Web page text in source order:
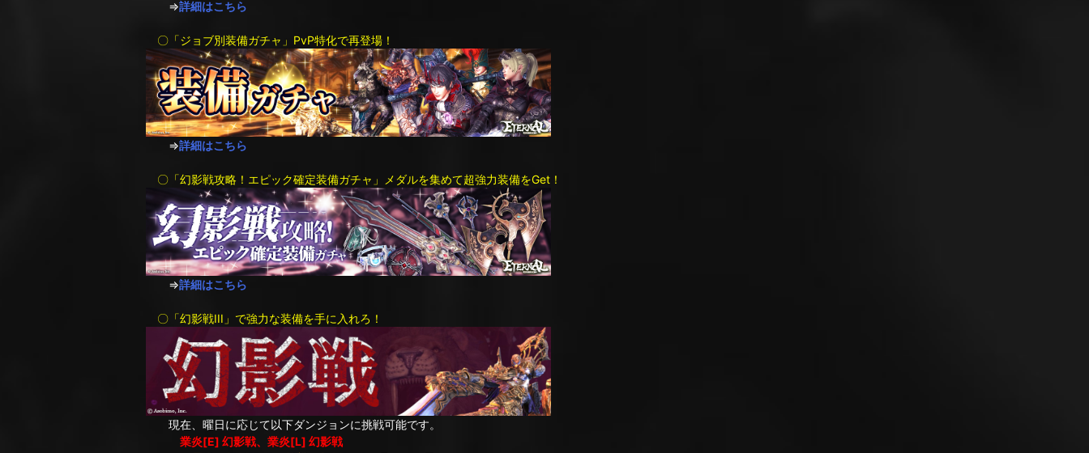
⇒詳細はこちら
〇「ジョブ別装備ガチャ」PvP特化で再登場！
⇒詳細はこちら
〇「幻影戦攻略！エピック確定装備ガチャ」メダルを集めて超強力装備をGet！
⇒詳細はこちら
〇「幻影戦III」で強力な装備を手に入れろ！
現在、曜日に応じて以下ダンジョンに挑戦可能です。
業炎[E] 幻影戦、業炎[L] 幻影戦